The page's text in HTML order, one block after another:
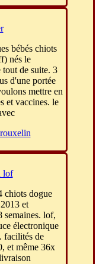
bébés chiots
nés le
de suite. 3
d'une portée
mettre en
et vaccines. le
lof
chiots dogue
et
semaines. lof,
électronique
facilités de
et même 36x